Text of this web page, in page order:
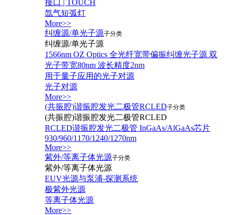
接口 | TOUCH
氙气短弧灯
More>>
纠缠源/单光子源子分类
纠缠源/单光子源
1566nm OZ Optics 全光纤宽带偏振纠缠光子源 双
光子带宽80nm 波长精度2nm
用于量子应用的光子对源
光子对源
More>>
(共振腔)谐振腔发光二极管RCLED子分类
(共振腔)谐振腔发光二极管RCLED
RCLED谐振腔发光二极管 InGaAs/AlGaAs芯片
930/960/1170/1240/1270nm
More>>
紫外/等离子体光源子分类
紫外/等离子体光源
EUV光源与泵浦-探测系统
极紫外光源
等离子体光源
More>>